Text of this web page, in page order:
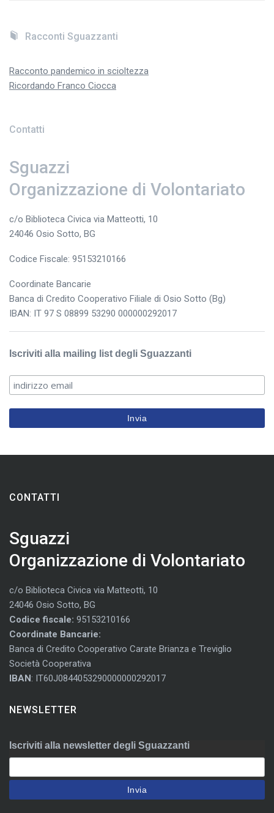
Racconti Sguazzanti
Racconto pandemico in scioltezza
Ricordando Franco Ciocca
Contatti
Sguazzi
Organizzazione di Volontariato
c/o Biblioteca Civica via Matteotti, 10
24046 Osio Sotto, BG
Codice Fiscale: 95153210166
Coordinate Bancarie
Banca di Credito Cooperativo Filiale di Osio Sotto (Bg)
IBAN: IT 97 S 08899 53290 000000292017
Iscriviti alla mailing list degli Sguazzanti
CONTATTI
Sguazzi
Organizzazione di Volontariato
c/o Biblioteca Civica via Matteotti, 10
24046 Osio Sotto, BG
Codice fiscale: 95153210166
Coordinate Bancarie:
Banca di Credito Cooperativo Carate Brianza e Treviglio
Società Cooperativa
IBAN: IT60J0844053290000000292017
NEWSLETTER
Iscriviti alla newsletter degli Sguazzanti